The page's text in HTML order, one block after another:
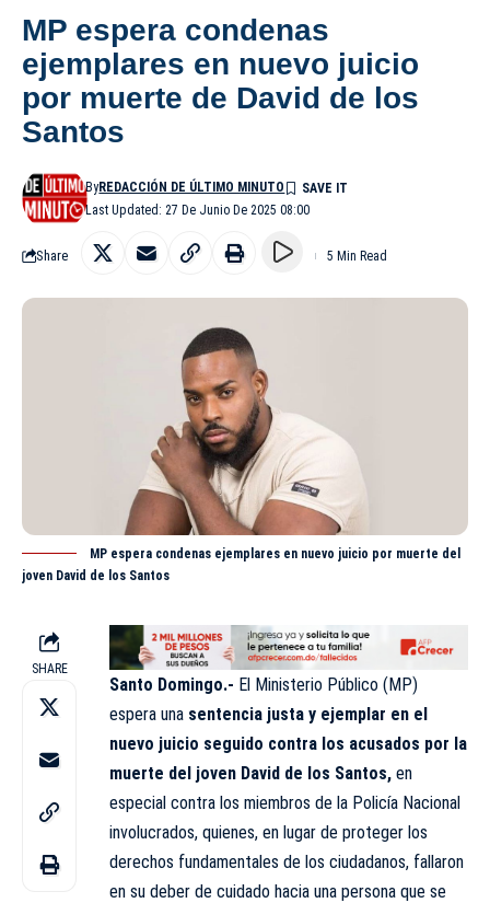
MP espera condenas
ejemplares en nuevo juicio
por muerte de David de los
Santos
Last Updated: 27 De Junio De 2025 08:00
ByREDACCIÓN DE ÚLTIMO MINUTO
Share 5 Min Read
MP espera condenas ejemplares en nuevo juicio por muerte del
joven David de los Santos
SHARE
Santo Domingo.- El Ministerio Público (MP)
espera una sentencia justa y ejemplar en el
nuevo juicio seguido contra los acusados por la
muerte del joven David de los Santos, en
especial contra los miembros de la Policía Nacional
involucrados, quienes, en lugar de proteger los
derechos fundamentales de los ciudadanos, fallaron
en su deber de cuidado hacia una persona que se